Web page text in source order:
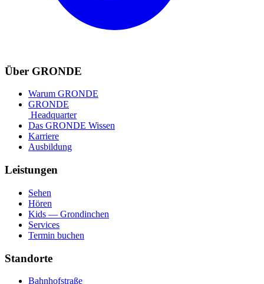
Über GRONDE
Warum GRONDE
GRONDE
Headquarter
Das GRONDE Wissen
Karriere
Ausbildung
Leistungen
Sehen
Hören
Kids — Grondinchen
Services
Termin buchen
Standorte
Bahnhofstraße